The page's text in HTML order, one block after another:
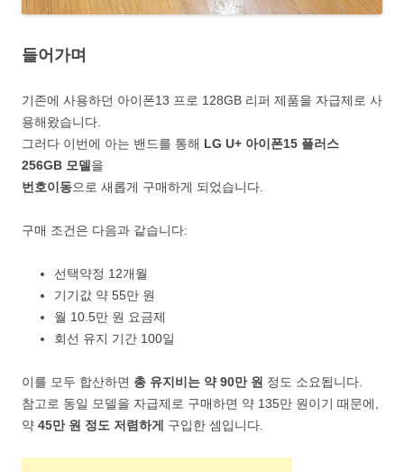
들어가며
기존에 사용하던 아이폰13 프로 128GB 리퍼 제품을 자급제로 사
용해왔습니다.
그러다 이번에 아는 밴드를 통해 LG U+ 아이폰15 플러스
256GB 모델 을
번호이동으로 새롭게 구매하게 되었습니다.
구매 조건은 다음과 같습니다:
선택약정 12개월
기기값 약 55만 원
월 10.5만 원 요금제
회선 유지 기간 100일
이를 모두 합산하면 총 유지비는 약 90만 원 정도 소요됩니다.
참고로 동일 모델을 자급제로 구매하면 약 135만 원이기 때문에,
약 45만 원 정도 저렴하게 구입한 셈입니다.